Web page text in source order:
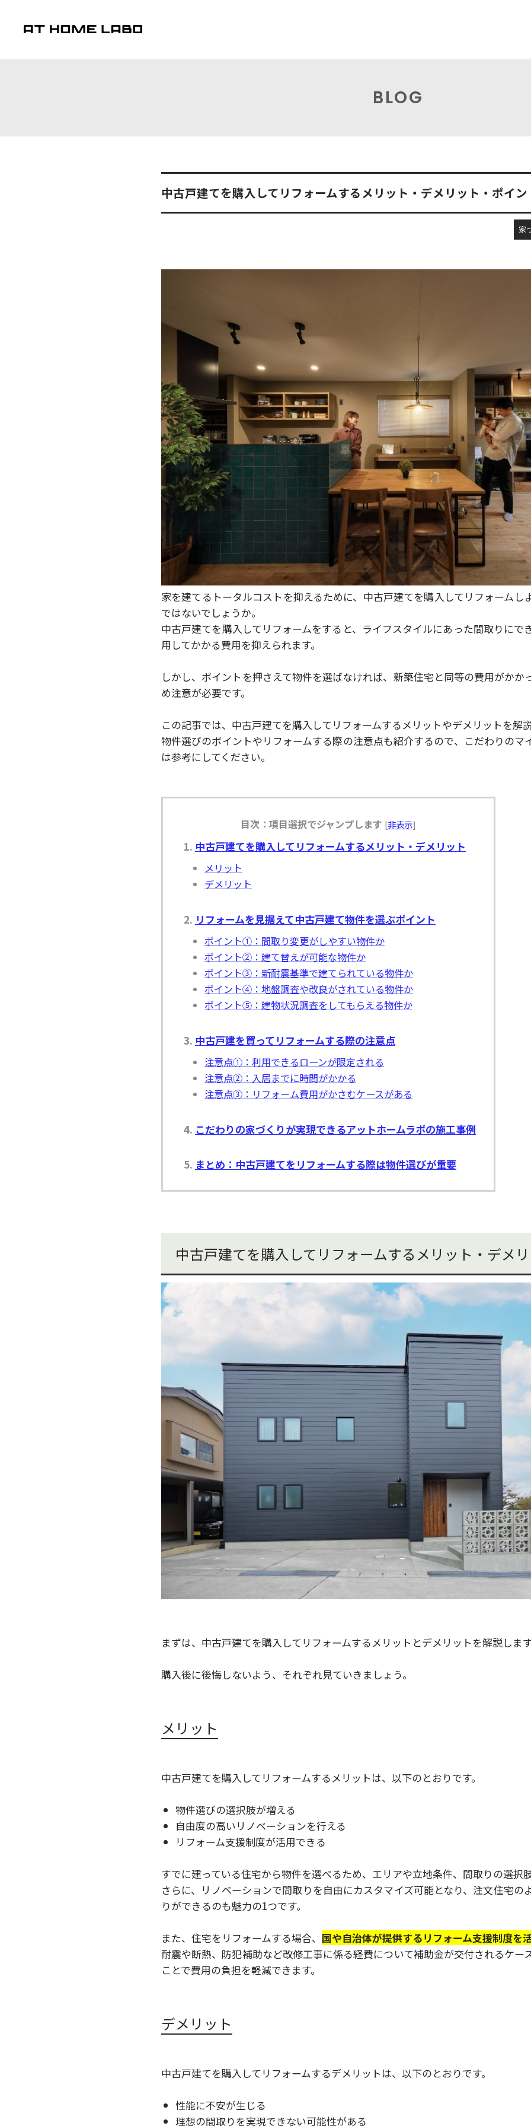
BLOG
中古戸建てを購入してリフォームするメリット・デメリット・ポイ
家
家を建てるトータルコストを抑えるために、中古戸建てを購入してリフォームし
ではないでしょうか。
中古戸建てを購入してリフォームをすると、ライフスタイルにあった間取りにで
用してかかる費用を抑えられます。
しかし、ポイントを押さえて物件を選ばなければ、新築住宅と同等の費用がかか
め注意が必要です。
この記事では、中古戸建てを購入してリフォームするメリットやデメリットを解
物件選びのポイントやリフォームする際の注意点も紹介するので、こだわりのマ
は参考にしてください。
目次：項目選択でジャンプします [非表示]
中古戸建てを購入してリフォームするメリット・デメリット
メリット
デメリット
リフォームを見据えて中古戸建て物件を選ぶポイント
ポイント①：間取り変更がしやすい物件か
ポイント②：建て替えが可能な物件か
ポイント③：新耐震基準で建てられている物件か
ポイント④：地盤調査や改良がされている物件か
ポイント⑤：建物状況調査をしてもらえる物件か
中古戸建を買ってリフォームする際の注意点
注意点①：利用できるローンが限定される
注意点②：入居までに時間がかかる
注意点③：リフォーム費用がかさむケースがある
こだわりの家づくりが実現できるアットホームラボの施工事例
まとめ：中古戸建てをリフォームする際は物件選びが重要
中古戸建てを購入してリフォームするメリット・デメ
まずは、中古戸建てを購入してリフォームするメリットとデメリットを解説しま
購入後に後悔しないよう、それぞれ見ていきましょう。
メリット
中古戸建てを購入してリフォームするメリットは、以下のとおりです。
物件選びの選択肢が増える
自由度の高いリノベーションを行える
リフォーム支援制度が活用できる
すでに建っている住宅から物件を選べるため、エリアや立地条件、間取りの選択
さらに、リノベーションで間取りを自由にカスタマイズ可能となり、注文住宅の
りができるのも魅力の1つです。
また、住宅をリフォームする場合、 国や自治体が提供するリフォーム支援制度を
耐震や断熱、防犯補助など改修工事に係る経費について補助金が交付されるケー
ことで費用の負担を軽減できます。
デメリット
中古戸建てを購入してリフォームするデメリットは、以下のとおりです。
性能に不安が生じる
理想の間取りを実現できない可能性がある